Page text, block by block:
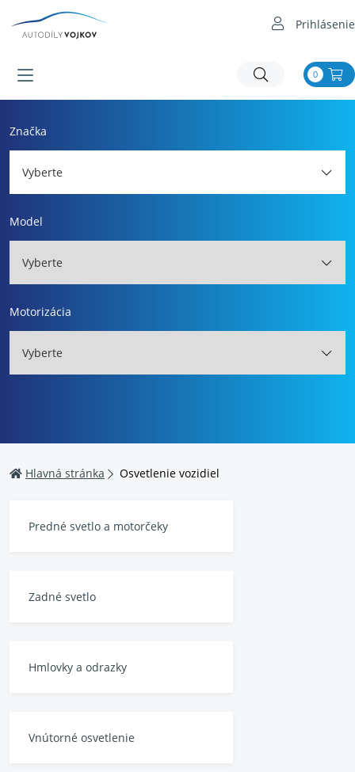
Prihlásenie
0
Značka
Vyberte
Model
Vyberte
Motorizácia
Vyberte
Hlavná stránka Osvetlenie vozidiel
Predné svetlo a motorčeky
Zadné svetlo
Hmlovky a odrazky
Vnútorné osvetlenie